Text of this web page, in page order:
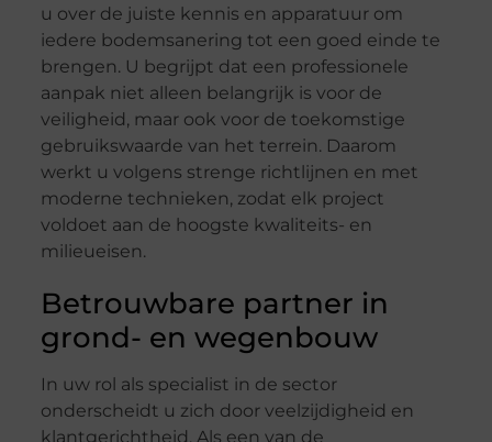
u over de juiste kennis en apparatuur om
iedere bodemsanering tot een goed einde te
brengen. U begrijpt dat een professionele
aanpak niet alleen belangrijk is voor de
veiligheid, maar ook voor de toekomstige
gebruikswaarde van het terrein. Daarom
werkt u volgens strenge richtlijnen en met
moderne technieken, zodat elk project
voldoet aan de hoogste kwaliteits- en
milieueisen.
Betrouwbare partner in
grond- en wegenbouw
In uw rol als specialist in de sector
onderscheidt u zich door veelzijdigheid en
klantgerichtheid. Als een van de